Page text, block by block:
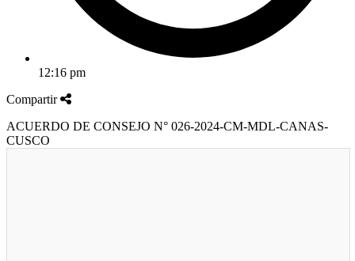
12:16 pm
Compartir
ACUERDO DE CONSEJO N° 026-2024-CM-MDL-CANAS-
CUSCO